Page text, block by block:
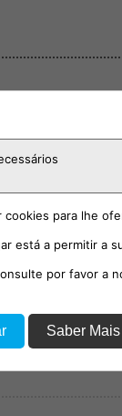
para lhe
está a permitir a
por favor a
Saber Mais